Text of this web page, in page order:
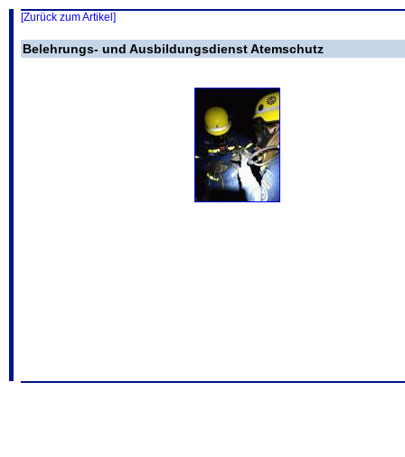
[Zurück zum Artikel]
Belehrungs- und Ausbildungsdienst Atemschutz